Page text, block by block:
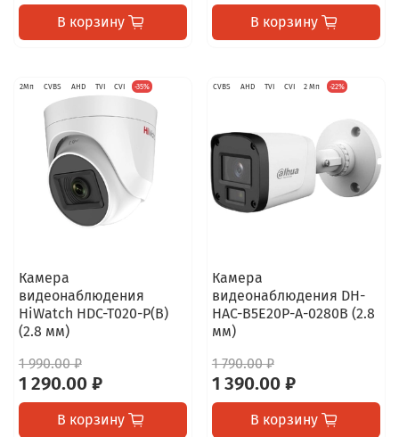
В корзину В корзину
2Мп CVBS AHD TVI CVI -35%
Камера
видеонаблюдения
HiWatch HDC-T020-P(B)
(2.8 мм)
1 990.00 ₽
1 290.00 ₽
В корзину
CVBS AHD TVI CVI 2 Мп -22%
Камера
видеонаблюдения DH-
HAC-B5E20P-A-0280B (2.8
мм)
1 790.00 ₽
1 390.00 ₽
В корзину